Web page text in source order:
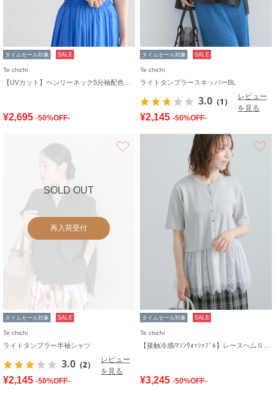
タイムセール対象 SALE
Te chichi
¥2,695 -50%OFF-
タイムセール対象 SALE
Te chichi
ライトタンブラースキッパーBL
3.0 （1）
レビュー
を見る
¥2,145 -50%OFF-
SOLD OUT
再入荷受付
タイムセール対象 SALE
Te chichi
ライトタンブラー半袖シャツ
3.0 （2）
レビュー
を見る
¥2,145 -50%OFF-
タイムセール対象 SALE
Te chichi
¥3,245 -50%OFF-